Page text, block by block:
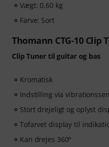
Vægt: 0,60 kg
Farve: Sort
Thomann CTG-10 Clip
Clip Tuner til guitar og bas
Kromatisk
Indstilling via
Stort drejeligt og oplyst
Tofarvet display til
Kan drejes 360º